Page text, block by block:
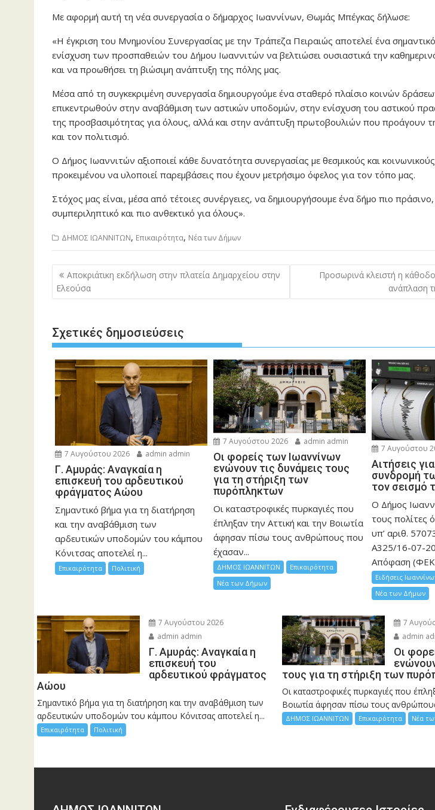
Με αφορμή αυτή τη νέα συνεργασία ο δήμαρχος Ιωαννίνων, Θωμάς Μπέγκας δήλωσε:
«Η έγκριση του Μνημονίου Συνεργασίας με την Τράπεζα Πειραιώς αποτελεί ένα
ενίσχυση των προσπαθειών του Δήμου Ιωαννιτών να βελτιώσει ουσιαστικά την
και να προωθήσει τη βιώσιμη ανάπτυξη της πόλης μας.
Μέσα από τη συγκεκριμένη συνεργασία δημιουργούμε ένα σταθερό πλαίσιο κοινών
επικεντρωθούν στην αναβάθμιση των αστικών υποδομών, στην ενίσχυση του αστικού
της προσβασιμότητας για όλους, αλλά και στην ανάπτυξη πρωτοβουλιών που προάγουν
και τον πολιτισμό.
Ο Δήμος Ιωαννιτών αξιοποιεί κάθε δυνατότητα συνεργασίας με θεσμικούς και
προκειμένου να υλοποιεί παρεμβάσεις που έχουν μετρήσιμο όφελος για τον τόπο μας.
Στόχος μας είναι, μέσα από τέτοιες συνέργειες, να δημιουργήσουμε ένα δήμο πιο
συμπεριληπτικό και πιο ανθεκτικό για όλους».
ΔΗΜΟΣ ΙΩΑΝΝΙΤΩΝ, Επικαιρότητα, Νέα των Δήμων
Πλοήγηση
άρθρων
Αποκριάτικη εκδήλωση στην πλατεία Δημαρχείου στην
Ελεούσα
Προσωρινά κλειστή η
ανάπλαση
Σχετικές δημοσιεύσεις
7 Αυγούστου 2026 admin admin
Γ. Αμυράς: Αναγκαία η
επισκευή του αρδευτικού
φράγματος Αώου
Σημαντικό βήμα για τη διατήρηση
και την αναβάθμιση των
αρδευτικών υποδομών του κάμπου
Κόνιτσας αποτελεί η...
Επικαιρότητα Πολιτική
7 Αυγούστου 2026 admin admin
Οι φορείς των Ιωαννίνων
ενώνουν τις δυνάμεις τους
για τη στήριξη των
πυρόπληκτων
Οι καταστροφικές πυρκαγιές που
έπληξαν την Αττική και την Bοιωτία
άφησαν πίσω τους ανθρώπους που
έχασαν...
ΔΗΜΟΣ ΙΩΑΝΝΙΤΩΝ
Επικαιρότητα
Νέα των Δήμων
7 Αυγούστου
Αιτήσεις
συνδρομή
τον σεισμό
Ο Δήμος
τους πολίτες
υπ’ αριθ.
Α325/16-07-
Απόφαση
Ειδήσεις
Νέα των Δήμων
7 Αυγούστου 2026
admin admin
Γ. Αμυράς: Αναγκαία η
επισκευή του
αρδευτικού φράγματος
Αώου
Σημαντικό βήμα για τη διατήρηση και την αναβάθμιση των
αρδευτικών υποδομών του κάμπου Κόνιτσας αποτελεί η...
Επικαιρότητα Πολιτική
7
admin
Οι
τους για τη στήριξη των
Οι καταστροφικές πυρκαγιές που
Bοιωτία άφησαν πίσω τους
ΔΗΜΟΣ ΙΩΑΝΝΙΤΩΝ Επικαιρότητα Νέα